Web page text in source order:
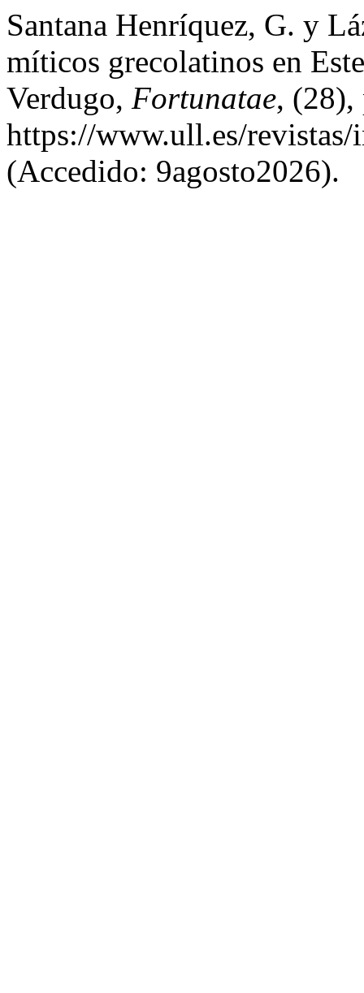
Santana Henríquez, G. y
míticos grecolatinos en
Verdugo, Fortunatae, (28),
https://www.ull.es/
(Accedido: 9agosto2026).